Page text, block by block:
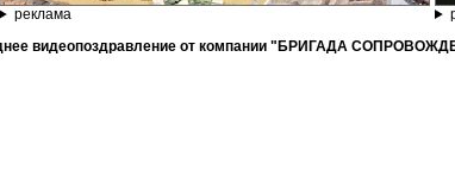
реклама
видеопоздравление от компании "БРИГАДА